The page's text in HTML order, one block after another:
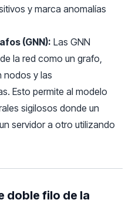
y marca anomalías
(GNN): Las GNN
la red como un grafo,
nodos y las
Esto permite al modelo
sigilosos donde un
servidor a otro utilizando
doble filo de la